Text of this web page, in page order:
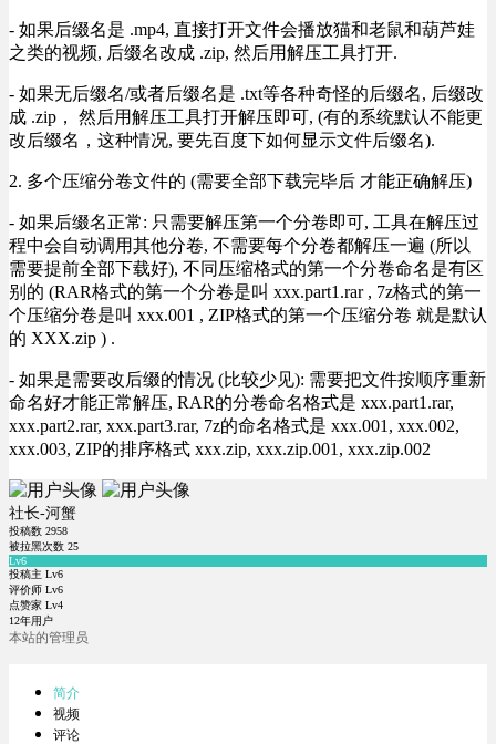
- 如果后缀名是 .mp4, 直接打开文件会播放猫和老鼠和葫芦娃
之类的视频, 后缀名改成 .zip, 然后用解压工具打开.
- 如果无后缀名/或者后缀名是 .txt等各种奇怪的后缀名, 后缀改
成 .zip， 然后用解压工具打开解压即可, (有的系统默认不能更
改后缀名，这种情况, 要先百度下如何显示文件后缀名).
2. 多个压缩分卷文件的 (需要全部下载完毕后 才能正确解压)
- 如果后缀名正常: 只需要解压第一个分卷即可, 工具在解压过
程中会自动调用其他分卷, 不需要每个分卷都解压一遍 (所以
需要提前全部下载好), 不同压缩格式的第一个分卷命名是有区
别的 (RAR格式的第一个分卷是叫 xxx.part1.rar , 7z格式的第一
个压缩分卷是叫 xxx.001 , ZIP格式的第一个压缩分卷 就是默认
的 XXX.zip ) .
- 如果是需要改后缀的情况 (比较少见): 需要把文件按顺序重新
命名好才能正常解压, RAR的分卷命名格式是 xxx.part1.rar,
xxx.part2.rar, xxx.part3.rar, 7z的命名格式是 xxx.001, xxx.002,
xxx.003, ZIP的排序格式 xxx.zip, xxx.zip.001, xxx.zip.002
社长-河蟹
投稿数 2958
被拉黑次数 25
Lv6
投稿主 Lv6
评价师 Lv6
点赞家 Lv4
12年用户
本站的管理员
简介
视频
评论